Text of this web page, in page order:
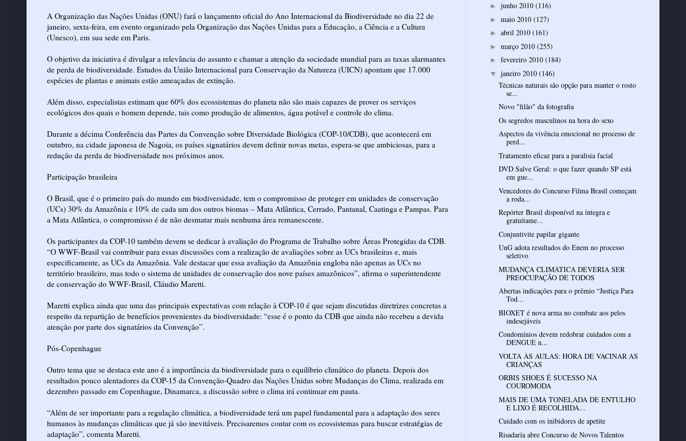
A Organização das Nações Unidas (ONU) fará o lançamento oficial do Ano Internacional da Biodiversidade no dia 22 de
janeiro, sexta-feira, em evento organizado pela Organização das Nações Unidas para a Educação, a Ciência e a Cultura
(Unesco), em sua sede em Paris.
O objetivo da iniciativa é divulgar a relevância do assunto e chamar a atenção da sociedade mundial para as taxas alarmantes
de perda de biodiversidade. Estudos da União Internacional para Conservação da Natureza (UICN) apontam que 17.000
espécies de plantas e animais estão ameaçadas de extinção.
Além disso, especialistas estimam que 60% dos ecossistemas do planeta não são mais capazes de prover os serviços
ecológicos dos quais o homem depende, tais como produção de alimentos, água potável e controle do clima.
Durante a décima Conferência das Partes da Convenção sobre Diversidade Biológica (COP-10/CDB), que acontecerá em
outubro, na cidade japonesa de Nagoia, os países signatários devem definir novas metas, espera-se que ambiciosas, para a
redução da perda de biodiversidade nos próximos anos.
Participação brasileira
O Brasil, que é o primeiro país do mundo em biodiversidade, tem o compromisso de proteger em unidades de conservação
(UCs) 30% da Amazônia e 10% de cada um dos outros biomas – Mata Atlântica, Cerrado, Pantanal, Caatinga e Pampas. Para
a Mata Atlântica, o compromisso é de não desmatar mais nenhuma área remanescente.
Os participantes da COP-10 também devem se dedicar à avaliação do Programa de Trabalho sobre Áreas Protegidas da CDB.
“O WWF-Brasil vai contribuir para essas discussões com a realização de avaliações sobre as UCs brasileiras e, mais
especificamente, as UCs da Amazônia. Vale destacar que essa avaliação da Amazônia engloba não apenas as UCs no
território brasileiro, mas todo o sistema de unidades de conservação dos nove países amazônicos”, afirma o superintendente
de conservação do WWF-Brasil, Cláudio Maretti.
Maretti explica ainda que uma das principais expectativas com relação à COP-10 é que sejam discutidas diretrizes concretas a
respeito da repartição de benefícios provenientes da biodiversidade: “esse é o ponto da CDB que ainda não recebeu a devida
atenção por parte dos signatários da Convenção”.
Pós-Copenhague
Outro tema que se destaca este ano é a importância da biodiversidade para o equilíbrio climático do planeta. Depois dos
resultados pouco alentadores da COP-15 da Convenção-Quadro das Nações Unidas sobre Mudanças do Clima, realizada em
dezembro passado em Copenhague, Dinamarca, a discussão sobre o clima irá continuar em pauta.
“Além de ser importante para a regulação climática, a biodiversidade terá um papel fundamental para a adaptação dos seres
humanos às mudanças climáticas que já são inevitáveis. Precisaremos contar com os ecossistemas para buscar estratégias de
adaptação”, comenta Maretti.
► junho 2010 (116)
► maio 2010 (127)
► abril 2010 (161)
► março 2010 (255)
► fevereiro 2010 (184)
▼ janeiro 2010 (146)
Técnicas naturais são opção para manter o rosto
se...
Novo "filão" da fotografia
Os segredos masculinos na hora do sexo
Aspectos da vivência emocional no processo de
perd...
Tratamento eficaz para a paralisia facial
DVD Salve Geral: o que fazer quando SP está
em gue...
Vencedores do Concurso Filma Brasil começam
a roda...
Repórter Brasil disponível na íntegra e
gratuitame...
Conjuntivite papilar gigante
UnG adota resultados do Enem no processo
seletivo
MUDANÇA CLIMÁTICA DEVERIA SER
PREOCUPAÇÃO DE TODOS
Abertas indicações para o prêmio “Justiça Para
Tod...
BIOXET é nova arma no combate aos pelos
indesejáveis
Condomínios devem redobrar cuidados com a
DENGUE n...
VOLTA ÀS AULAS: HORA DE VACINAR AS
CRIANÇAS
ORBIS SHOES É SUCESSO NA
COUROMODA
MAIS DE UMA TONELADA DE ENTULHO
E LIXO É RECOLHIDA...
Cuidado com os inibidores de apetite
Risadaria abre Concurso de Novos Talentos